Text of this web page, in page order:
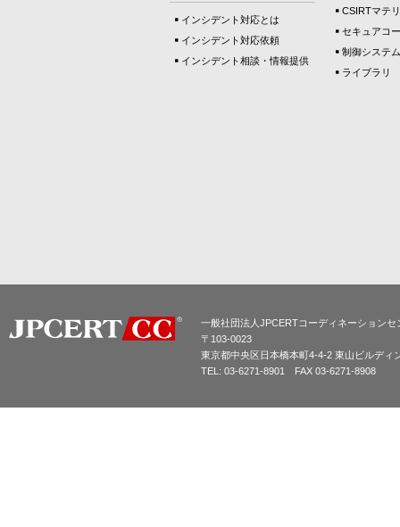
インシデント対応とは
インシデント対応依頼
インシデント相談・情報提供
CSIRTマテ
セキュアコ
制御システ
ライブラリ
一般社団法人JPCERTコーディネーションセ
〒103-0023
東京都中央区日本橋本町4-4-2 東山ビルディ
TEL: 03-6271-8901 FAX 03-6271-8908